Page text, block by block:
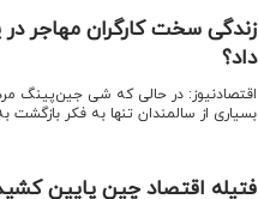
زندگی سخت کارگران مهاجر
داد؟
اقتصادنیوز: در حالی که شی جین‌پینگ
بسیاری از سالمندان تنها به فکر بازگشت
فتیله اقتصاد چین پایین